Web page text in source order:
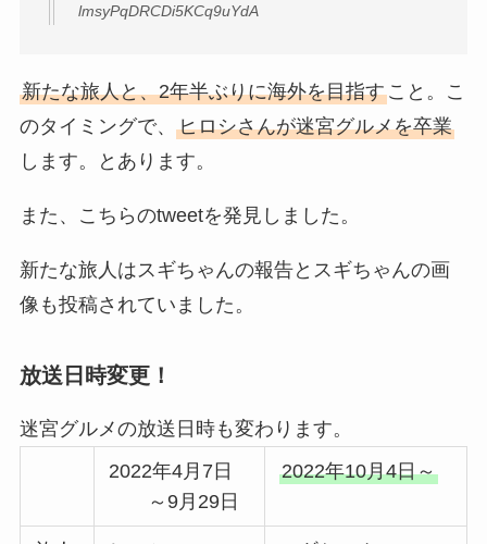
lmsyPqDRCDi5KCq9uYdA
新たな旅人と、2年半ぶりに海外を目指すこと。こ
のタイミングで、 ヒロシさんが迷宮グルメを卒業
します。とあります。
また、こちらのtweetを発見しました。
新たな旅人はスギちゃんの報告とスギちゃんの画
像も投稿されていました。
放送日時変更！
迷宮グルメの放送日時も変わります。
2022年4月7日
～9月29日
2022年10月4日～